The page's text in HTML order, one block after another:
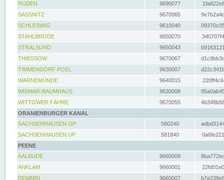
RUDEN
9690077
SASSNITZ
9670065
SCHLESWIG
9610040
STAHLBRODE
9650070
STRALSUND
9650043
THIESSOW
9670067
TIMMENDORF POEL
9630007
WARNEMÜNDE
9640015
WISMAR-BAUMHAUS
9630008
WITTOWER FÄHRE
9670055
ORANIENBURGER KANAL
SACHSENHAUSEN OP
580240
SACHSENHAUSEN UP
581840
PEENE
AALBUDE
9660009
ANKLAM
9660001
DEMMIN
9660007